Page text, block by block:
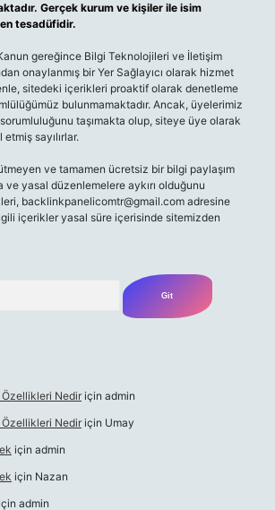
Gerçek kurum ve kişiler ile isim
tesadüfidir.
gereğince Bilgi Teknolojileri ve İletişim
onaylanmış bir Yer Sağlayıcı olarak hizmet
sitedeki içerikleri proaktif olarak denetleme
bulunmamaktadır. Ancak, üyelerimiz
taşımakta olup, siteye üye olarak
sayılırlar.
ve tamamen ücretsiz bir bilgi paylaşım
ve yasal düzenlemelere aykırı olduğunu
backlinkpanelicomtr@gmail.com adresine
içerikler yasal süre içerisinde sitemizden
Özellikleri Nediriçin admin
Özellikleri Nediriçin Umay
için admin
için Nazan
admin